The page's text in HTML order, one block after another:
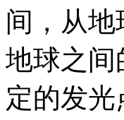
间，从
地球之间
定的发